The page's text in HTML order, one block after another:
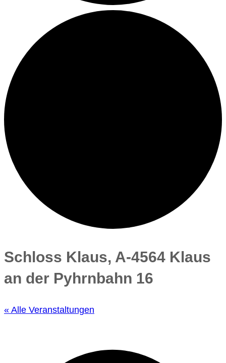
Schloss Klaus, A-4564 Klaus
an der Pyhrnbahn 16
« Alle Veranstaltungen